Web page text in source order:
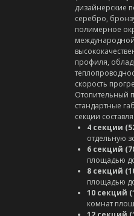
дизайнерские
серебро,
полимерное
профиля,
скорость
Отопительный
стандартные
секции
4 секции
отдельную
6 секций
площадью
8 секций
площадью
10 секций
комнат